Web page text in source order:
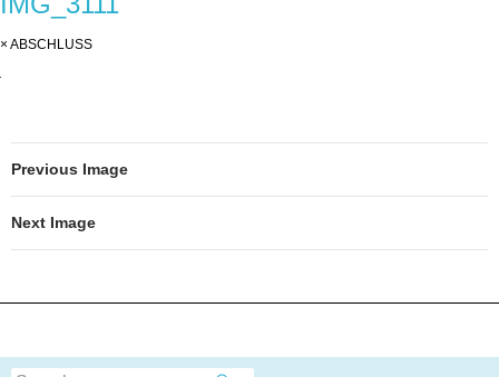
CONTENT
× ABSCHLUSS
Previous Image
Next Image